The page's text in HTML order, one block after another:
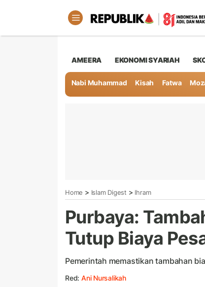
AMEERA EKONOMI SYARIAH
Nabi Muhammad Kisah Fatwa
Home > Islam Digest > Ihram
Purbaya:
Tutup Biaya
Pemerintah memastikan tambahan
Red: Ani Nursalikah